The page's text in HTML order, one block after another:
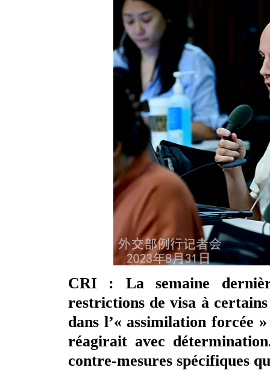
CRI : La semaine
restrictions de visa à
dans l’« assimilation forcée
réagirait avec
contre-mesures spécifiques